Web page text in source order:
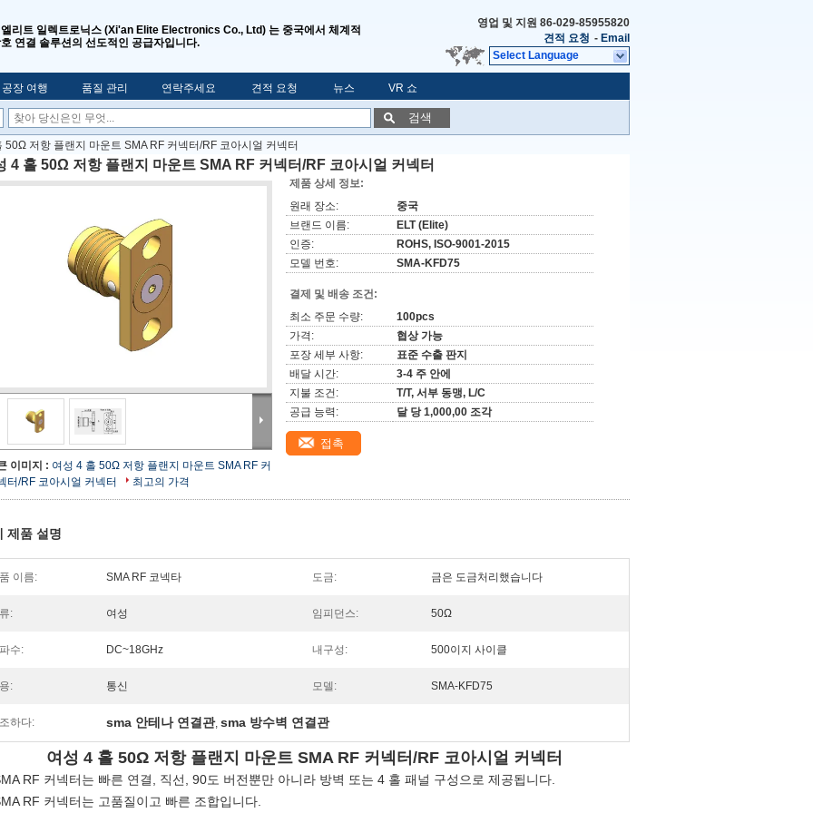
리트 일렉트로닉스 (Xi'an Elite Electronics Co., Ltd) 는 중국에서 체계적
연결 솔루션의 선도적인 공급자입니다.
영업 및 지원 86-029-85955820
견적 요청 - Email
Select Language
공장 여행 품질 관리 연락주세요 견적 요청 뉴스 VR 쇼
검색
50Ω 저항 플랜지 마운트 SMA RF 커넥터/RF 코아시얼 커넥터
4 홀 50Ω 저항 플랜지 마운트 SMA RF 커넥터/RF 코아시얼 커넥터
이미지 : 여성 4 홀 50Ω 저항 플랜지 마운트 SMA RF 커
터/RF 코아시얼 커넥터
최고의 가격
제품 상세 정보:
원래 장소:
중국
브랜드 이름:
ELT (Elite)
인증:
ROHS, ISO-9001-2015
모델 번호:
SMA-KFD75
결제 및 배송 조건:
최소 주문 수량:
100pcs
가격:
협상 가능
포장 세부 사항:
표준 수출 판지
배달 시간:
3-4 주 안에
지불 조건:
T/T, 서부 동맹, L/C
공급 능력:
달 당 1,000,00 조각
접촉
제품 설명
이름: SMA RF 코넥타 도금: 금은 도금처리했습니다
: 여성 임피던스: 50Ω
수: DC~18GHz 내구성: 500이지 사이클
: 통신 모델: SMA-KFD75
하다: sma 안테나 연결관, sma 방수벽 연결관
여성 4 홀 50Ω 저항 플랜지 마운트 SMA RF 커넥터/RF 코아시얼 커넥터
RF 커넥터는 빠른 연결, 직선, 90도 버전뿐만 아니라 방벽 또는 4 홀 패널 구성으로 제공됩니다.
RF 커넥터는 고품질이고 빠른 조합입니다.